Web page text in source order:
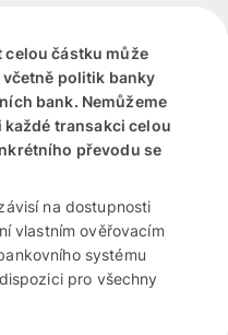
celou částku může
politik banky
bank. Nemůžeme
transakci celou
převodu se
na dostupnosti
vlastním ověřovacím
systému
pro všechny